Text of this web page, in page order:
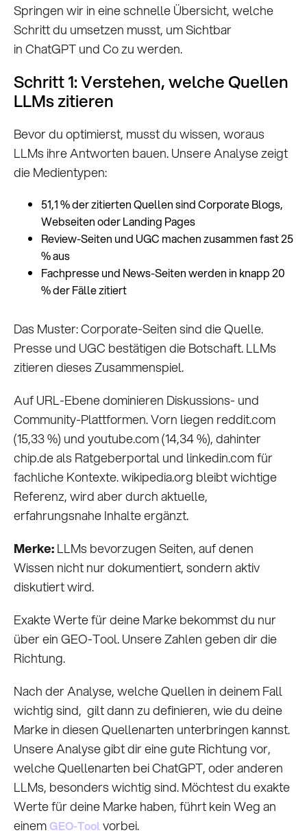
Springen wir in eine schnelle Übersicht, welche
Schritt du umsetzen musst, um Sichtbar
in ChatGPT und Co zu werden.
Schritt 1: Verstehen, welche Quellen
LLMs zitieren
Bevor du optimierst, musst du wissen, woraus
LLMs ihre Antworten bauen. Unsere Analyse zeigt
die Medientypen:
51,1 % der zitierten Quellen sind Corporate Blogs,
Webseiten oder Landing Pages
Review-Seiten und UGC machen zusammen fast 25
% aus
Fachpresse und News-Seiten werden in knapp 20
% der Fälle zitiert
Das Muster: Corporate-Seiten sind die Quelle.
Presse und UGC bestätigen die Botschaft. LLMs
zitieren dieses Zusammenspiel.
Auf URL-Ebene dominieren Diskussions- und
Community-Plattformen. Vorn liegen reddit.com
(15,33 %) und youtube.com (14,34 %), dahinter
chip.de als Ratgeberportal und linkedin.com für
fachliche Kontexte. wikipedia.org bleibt wichtige
Referenz, wird aber durch aktuelle,
erfahrungsnahe Inhalte ergänzt.
Merke:LLMs bevorzugen Seiten, auf denen
Wissen nicht nur dokumentiert, sondern aktiv
diskutiert wird.
Exakte Werte für deine Marke bekommst du nur
über ein GEO-Tool. Unsere Zahlen geben dir die
Richtung.
Nach der Analyse, welche Quellen in deinem Fall
wichtig sind, gilt dann zu definieren, wie du deine
Marke in diesen Quellenarten unterbringen kannst.
Unsere Analyse gibt dir eine gute Richtung vor,
welche Quellenarten bei ChatGPT, oder anderen
LLMs, besonders wichtig sind. Möchtest du exakte
Werte für deine Marke haben, führt kein Weg an
einemGEO-Toolvorbei.